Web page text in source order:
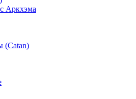
Аркхэма
(Catan)